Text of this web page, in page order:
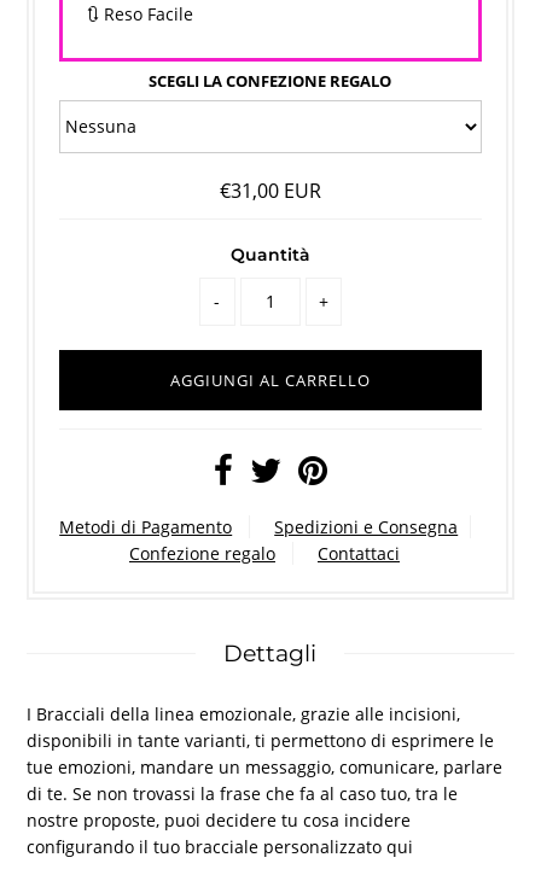
🔃 Reso Facile
SCEGLI LA CONFEZIONE REGALO
€31,00 EUR
Quantità
- +
Metodi di Pagamento
Spedizioni e Consegna
Confezione regalo
Contattaci
Dettagli
I Bracciali della linea emozionale, grazie alle incisioni,
disponibili in tante varianti, ti permettono di esprimere le
tue emozioni, mandare un messaggio, comunicare, parlare
di te. Se non trovassi la frase che fa al caso tuo, tra le
nostre proposte, puoi decidere tu cosa incidere
configurando il tuo bracciale personalizzatoqui